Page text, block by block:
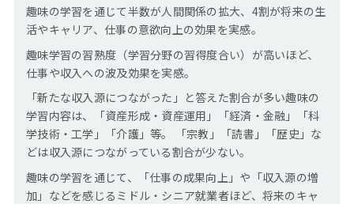
趣味の学習を通じて半数が人間関係の拡大、4割が将来の生
活やキャリア、仕事の意欲向上の効果を実感。
趣味学習の習熟度（学習分野の習得度合い）が高いほど、
仕事や収入への波及効果を実感。
「新たな収入源につながった」と答えた割合が多い趣味の
学習内容は、「資産形成・資産運用」「経済・金融」「科
学技術・工学」「介護」等。 「宗教」「読書」「歴史」な
どは収入源につながっている割合が少ない。
趣味の学習を通じて、「仕事の成果向上」や「収入源の増
加」などを感じるミドル・シニア就業者ほど、将来のキャ